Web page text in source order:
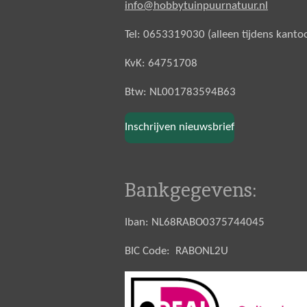
info@hobbytuinpuurnatuur.nl
Tel: 0653319030 (alleen tijdens
KvK: 64751708
Btw: NL001783594B63
Inschrijven nieuwsbrief
Bankgegevens:
Iban: NL68RABO0375744045
BIC Code: RABONL2U